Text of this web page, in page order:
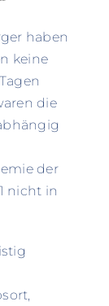
haben
keine
die
der
nicht in